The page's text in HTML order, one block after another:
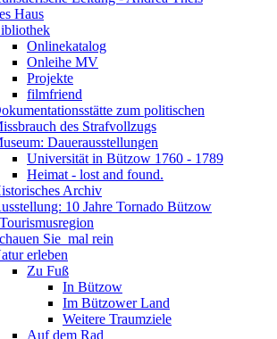
Haus
Onlinekatalog
Onleihe MV
Projekte
filmfriend
zum politischen
des Strafvollzugs
Dauerausstellungen
Universität in Bützow 1760 - 1789
Heimat - lost and found.
Archiv
10 Jahre Tornado Bützow
Sie ­ mal rein
erleben
Zu Fuß
In Bützow
Im Bützower Land
Weitere Traumziele
Auf dem Rad